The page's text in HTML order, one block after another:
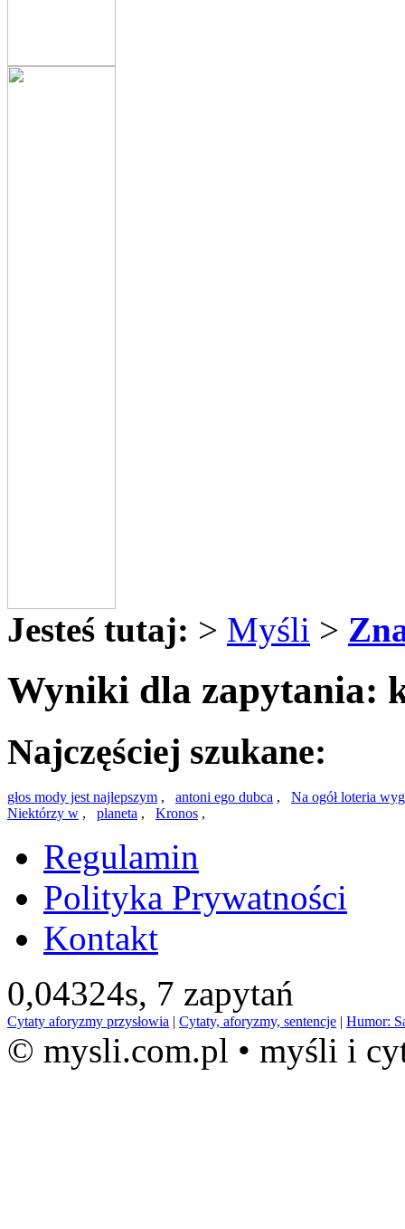
Jesteś tutaj: > Myśli >
Wyniki dla zapytania:
Najczęściej szukane:
głos mody jest najlepszym , antoni ego dubca , Na ogół loteria
Niektórzy w , planeta , Kronos ,
Regulamin
Polityka Prywatności
Kontakt
0,04324s, 7 zapytań
Cytaty aforyzmy przysłowia | Cytaty, aforyzmy, sentencje | Humor:
© mysli.com.pl • myśli i